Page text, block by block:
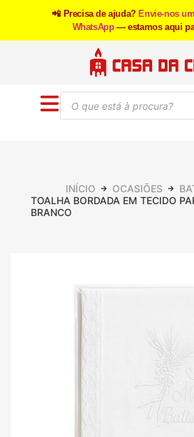
📲 Precisa de ajuda? Envie-nos
WhatsApp — estamos aqui
INÍCIO OCASIÕES
TOALHA BORDADA EM TECIDO
BRANCO